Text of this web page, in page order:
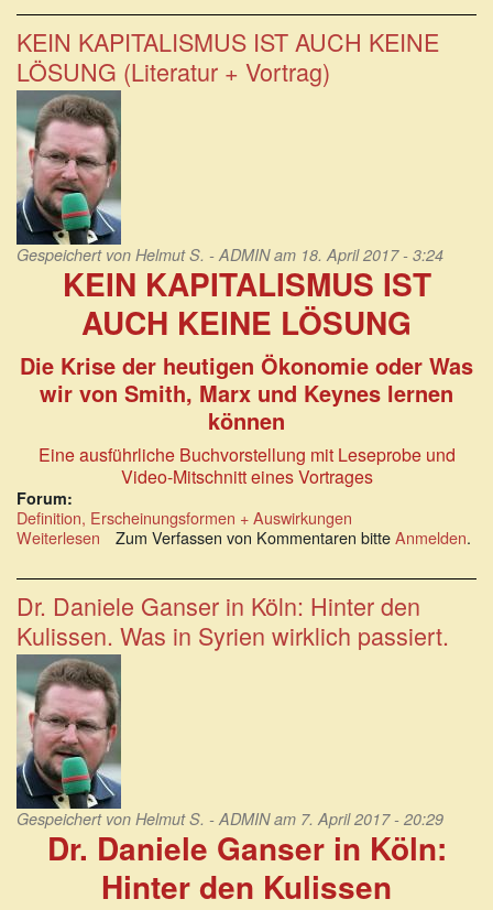
Verleumder
unter
uns
KEIN KAPITALISMUS IST AUCH KEINE
LÖSUNG (Literatur + Vortrag)
Gespeichert von Helmut S. - ADMINam 18. April 2017 - 3:24
KEIN KAPITALISMUS IST
AUCH KEINE LÖSUNG
Die Krise der heutigen Ökonomie oder Was
wir von Smith, Marx und Keynes lernen
können
Eine ausführliche Buchvorstellung mit Leseprobe und
Video-Mitschnitt eines Vortrages
Forum:
Definition, Erscheinungsformen + Auswirkungen
Weiterlesen über
KAPITALISMUS
IST
AUCH
KEINE
LÖSUNG
(Literatur
+
Vortrag)
Zum Verfassen von Kommentaren bitteAnmelden.
Dr. Daniele Ganser in Köln: Hinter den
Kulissen. Was in Syrien wirklich passiert.
Gespeichert von Helmut S. - ADMINam 7. April 2017 - 20:29
Dr. Daniele Ganser in Köln:
Hinter den Kulissen